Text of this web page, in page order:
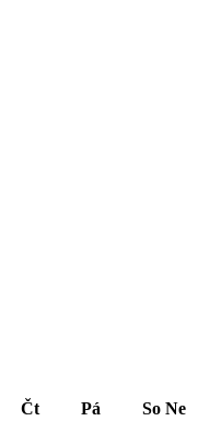
Čt Pá So Ne